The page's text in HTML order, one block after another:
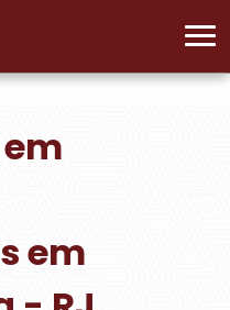
em